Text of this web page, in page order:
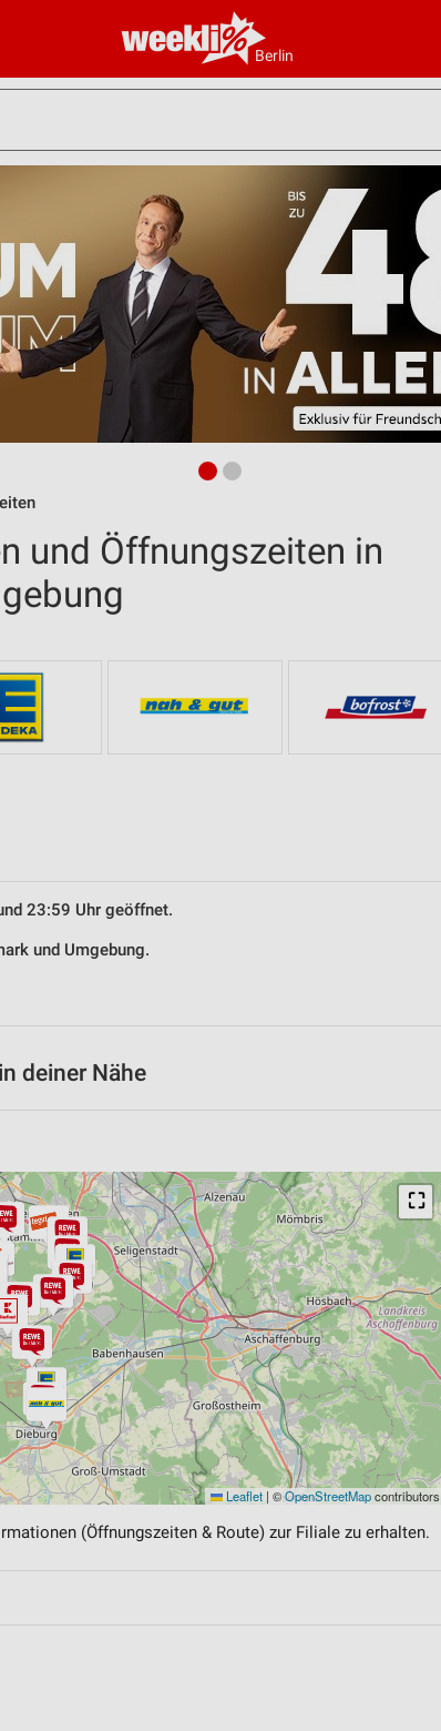
Berlin
und Öffnungszeiten in
23:59 Uhr geöffnet.
und Umgebung.
deiner Nähe
⛶
Leaflet | ©OpenStreetMapcontributors
(Öffnungszeiten & Route) zur Filiale zu erhalten.